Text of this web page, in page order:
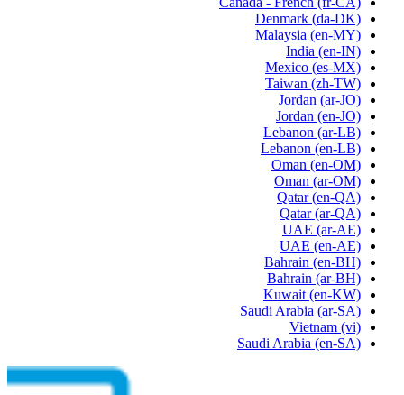
Denmark (da-DK)
Malaysia (en-MY)
India (en-IN)
Mexico (es-MX)
Taiwan (zh-TW)
Jordan (ar-JO)
Jordan (en-JO)
Lebanon (ar-LB)
Lebanon (en-LB)
Oman (en-OM)
Oman (ar-OM)
Qatar (en-QA)
Qatar (ar-QA)
UAE (ar-AE)
UAE (en-AE)
Bahrain (en-BH)
Bahrain (ar-BH)
Kuwait (en-KW)
Saudi Arabia (ar-SA)
Vietnam (vi)
Saudi Arabia (en-SA)